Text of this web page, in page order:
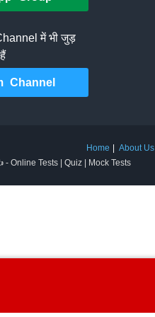
में भी जुड़
Channel
Home About Us
Online Tests | Quiz | Mock Tests